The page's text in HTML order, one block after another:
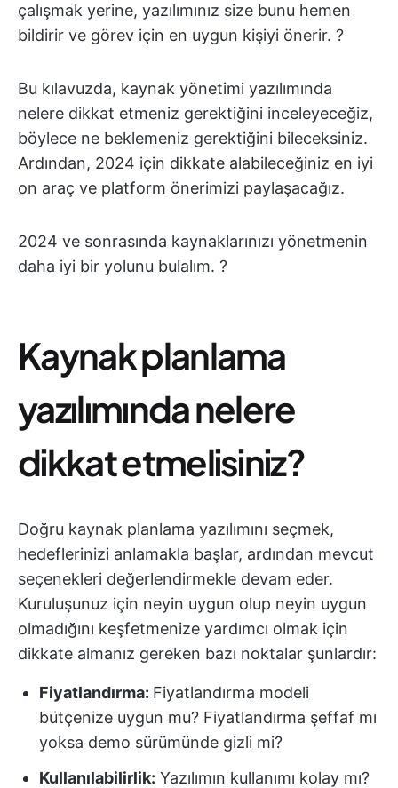
çalışmak yerine, yazılımınız size bunu hemen
bildirir ve görev için en uygun kişiyi önerir. ?
Bu kılavuzda, kaynak yönetimi yazılımında
nelere dikkat etmeniz gerektiğini inceleyeceğiz,
böylece ne beklemeniz gerektiğini bileceksiniz.
Ardından, 2024 için dikkate alabileceğiniz en iyi
on araç ve platform önerimizi paylaşacağız.
2024 ve sonrasında kaynaklarınızı yönetmenin
daha iyi bir yolunu bulalım. ?
Kaynak planlama
yazılımında nelere
dikkat etmelisiniz?
Doğru kaynak planlama yazılımını seçmek,
hedeflerinizi anlamakla başlar, ardından mevcut
seçenekleri değerlendirmekle devam eder.
Kuruluşunuz için neyin uygun olup neyin uygun
olmadığını keşfetmenize yardımcı olmak için
dikkate almanız gereken bazı noktalar şunlardır:
Fiyatlandırma: Fiyatlandırma modeli
bütçenize uygun mu? Fiyatlandırma şeffaf mı
yoksa demo sürümünde gizli mi?
Kullanılabilirlik: Yazılımın kullanımı kolay mı?